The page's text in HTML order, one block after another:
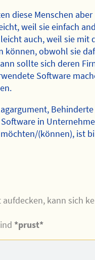
diese Menschen
weil sie einfach
auch, weil sie mit
können, obwohl sie
sollte sich deren
Software
in
(können), ist
kann sich
*prust*